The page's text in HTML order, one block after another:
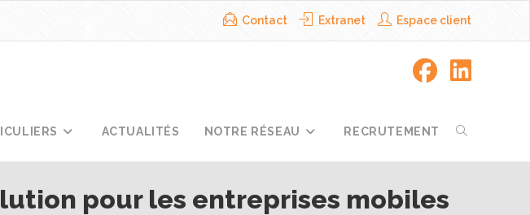
Contact Extranet Espace client
ACTUALITÉS NOTRE RÉSEAU RECRUTEMENT
pour les entreprises mobiles